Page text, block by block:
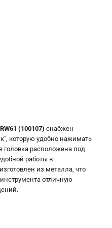
(100107) снабжен
которую удобно нажимать
головка расположена под
работы в
из металла, что
отличную